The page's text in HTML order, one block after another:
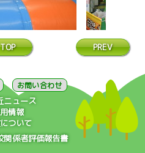
TOP PREV
お問い合わせ
ニュース
情報
ついて
関係者評価報告書